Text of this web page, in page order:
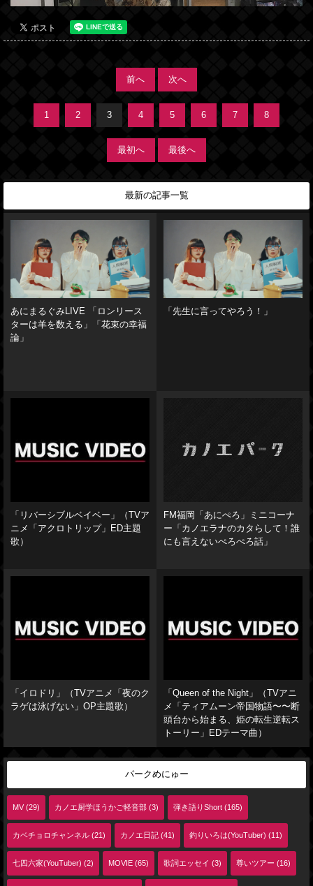
前へ 次へ
1 2 3 4 5 6 7 8
最初へ 最後へ
最新の記事一覧
あにまるぐみLIVE 「ロンリース
ターは羊を数える」「花束の幸福
論」
「先生に言ってやろう！」
「リバーシブルベイベー」（TVア
ニメ「アクロトリップ」ED主題
歌）
FM福岡「あにぺろ」ミニコーナ
ー「カノエラナのカタらして！誰
にも言えないぺろぺろ話」
「イロドリ」（TVアニメ「夜のク
ラゲは泳げない」OP主題歌）
「Queen of the Night」（TVアニ
メ「ティアムーン帝国物語〜〜断
頭台から始まる、姫の転生逆転ス
トーリー」EDテーマ曲）
パークめにゅー
MV (29) カノエ厨学ほうかご軽音部 (3) 弾き語りShort (165)
カベチョロチャンネル (21) カノエ日記 (41) 釣りいろは(YouTuber) (11)
七四六家(YouTuber) (2) MOVIE (65) 歌詞エッセイ (3) 尊いツアー (16)